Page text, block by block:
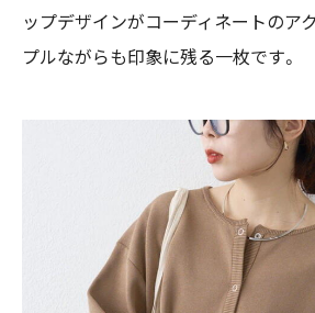
ップデザインがコーディネートのア
プルながらも印象に残る一枚です。